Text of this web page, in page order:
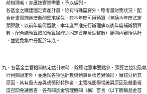
    前辦理者，亦應按實際需要，予以編列。
    各基金之購建固定資產計畫，除有特殊需要外，應考量財務狀況，配
    合計畫實施進度衡酌需求緩急，在本年度可用預算（包括本年度法定
    預算數、以前年度保留數、本年度奉准先行辦理俟以後年度補辦預算
    數、配合總預算追加預算辦理之固定資產及調整數）範圍內審慎估計
九、各基金主管機關核定估計表時，除應注意本要點參、預算之控制及執
    行相關規定外，並應就各項估計數與預算目標差異情形，審核分析其
    原因。其有重大差異或情形特殊者，主管機關得視差異原因及嚴重程
    度召開會議審查，各有關基金管理機關（構）首長（以下簡稱基金首